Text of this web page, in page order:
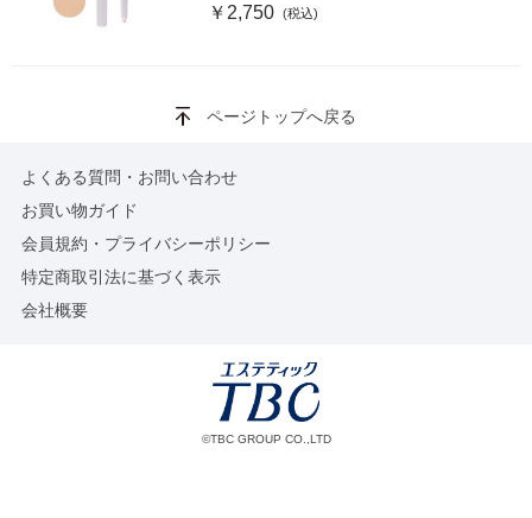
￥2,750
ページトップへ戻る
よくある質問・お問い合わせ
お買い物ガイド
会員規約・プライバシーポリシー
特定商取引法に基づく表示
会社概要
©TBC GROUP CO.,LTD